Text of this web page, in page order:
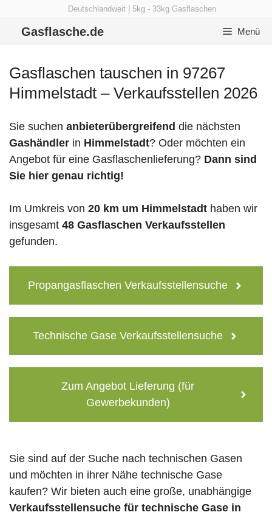
Deutschlandweit | 5kg - 33kg Gasflaschen
Gasflasche.de Menü
Gasflaschen tauschen in 97267
Himmelstadt – Verkaufsstellen 2026
Sie suchen anbieterübergreifend die nächsten
Gashändler in Himmelstadt? Oder möchten ein
Angebot für eine Gasflaschenlieferung? Dann sind
Sie hier genau richtig!
Im Umkreis von 20 km um Himmelstadt haben wir
insgesamt 48 Gasflaschen Verkaufsstellen
gefunden.
Propangasflaschen Verkaufsstellensuche
Technische Gase Verkaufsstellensuche
Zum Angebot Lieferung (für
Gewerbekunden)
Sie sind auf der Suche nach technischen Gasen
und möchten in ihrer Nähe technische Gase
kaufen? Wir bieten auch eine große, unabhängige
Verkaufsstellensuche für technische Gase in